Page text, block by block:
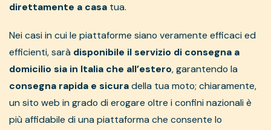
direttamente a casa tua.
Nei casi in cui le piattaforme siano veramente efficaci ed
efficienti, sarà disponibile il servizio di consegna a
domicilio sia in Italia che all’estero, garantendo la
consegna rapida e sicuradella tua moto; chiaramente,
un sito web in grado di erogare oltre i confini nazionali è
più affidabile di una piattaforma che consente lo